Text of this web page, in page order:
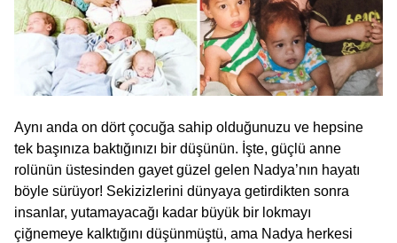
Aynı anda on dört çocuğa sahip olduğunuzu ve hepsine
tek başınıza baktığınızı bir düşünün. İşte, güçlü anne
rolünün üstesinden gayet güzel gelen Nadya’nın hayatı
böyle sürüyor! Sekizizlerini dünyaya getirdikten sonra
insanlar, yutamayacağı kadar büyük bir lokmayı
çiğnemeye kalktığını düşünmüştü, ama Nadya herkesi